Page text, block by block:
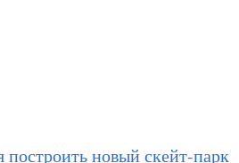
новый скейт-парк